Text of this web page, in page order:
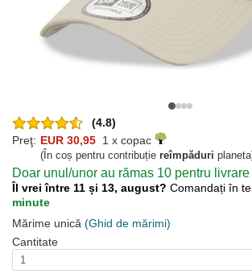
(4.8)
Preţ: EUR 30,95 1 x copac
(În coș pentru contribuție reîmpăduri
Doar unul/unor au rămas 10 pentru
Îl vrei între 11 și 13, august? Comandați în
minute
Mărime unică (Ghid de mărimi)
Cantitate